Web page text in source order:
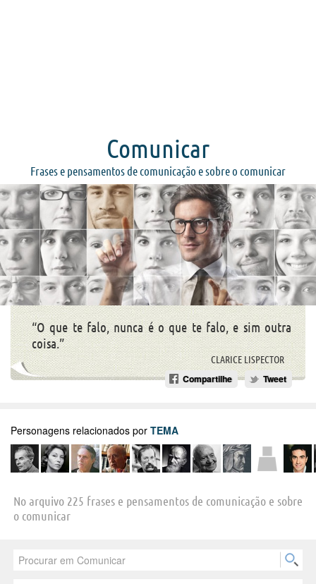
Comunicar
Frases e pensamentos de comunicação e sobre o comunicar
“O que te falo, nunca é o que te falo, e sim outra
coisa.”
CLARICE LISPECTOR
Compartilhe Tweet
Personagens relacionados por TEMA
No arquivo 225 frases e pensamentos de comunicação e sobre
o comunicar